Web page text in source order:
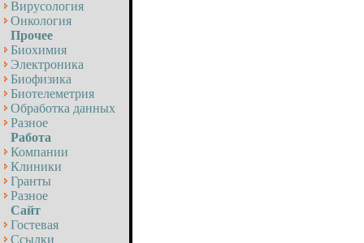
Вирусология
Онкология
Прочее
Биохимия
Электроника
Биофизика
Биотелеметрия
Обработка данных
Разное
Работа
Компании
Клиники
Гранты
Разное
Сайт
Гостевая
Ссылки